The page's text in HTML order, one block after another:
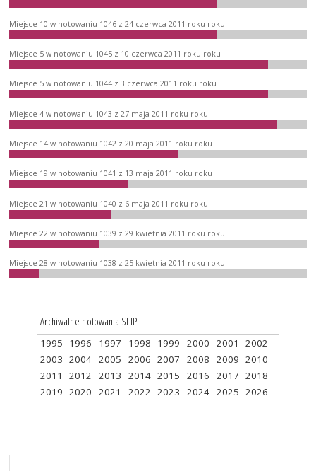
Miejsce 10 w notowaniu 1046 z 24 czerwca 2011 roku roku
Miejsce 5 w notowaniu 1045 z 10 czerwca 2011 roku roku
Miejsce 5 w notowaniu 1044 z 3 czerwca 2011 roku roku
Miejsce 4 w notowaniu 1043 z 27 maja 2011 roku roku
Miejsce 14 w notowaniu 1042 z 20 maja 2011 roku roku
Miejsce 19 w notowaniu 1041 z 13 maja 2011 roku roku
Miejsce 21 w notowaniu 1040 z 6 maja 2011 roku roku
Miejsce 22 w notowaniu 1039 z 29 kwietnia 2011 roku roku
Miejsce 28 w notowaniu 1038 z 25 kwietnia 2011 roku roku
Archiwalne notowania SLIP
1995 1996 1997 1998 1999 2000 2001
2002
2003 2004 2005 2006 2007 2008 2009 2010
2011
2012 2013 2014 2015 2016 2017 2018
2019 2020 2021 2022 2023 2024 2025 2026